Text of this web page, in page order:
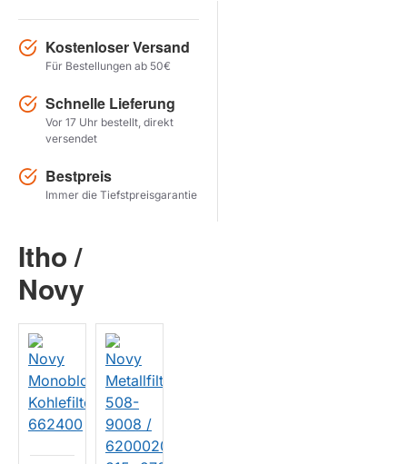
PRODUKTE ANZEIGEN
Kostenloser Versand
Für Bestellungen ab 50€
Schnelle Lieferung
Vor 17 Uhr bestellt, direkt
versendet
Bestpreis
Immer die Tiefstpreisgarantie
Itho /
Novy